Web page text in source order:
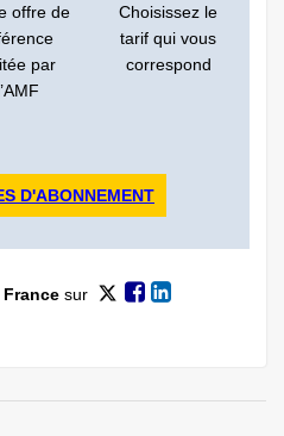
offre de
par
Choisissez le
tarif qui vous
correspond
D'ABONNEMENT
sur